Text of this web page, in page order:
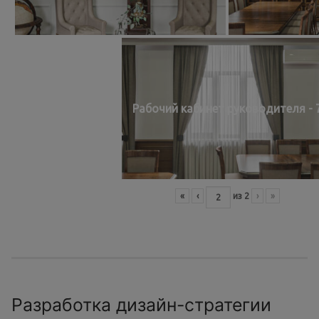
Рабочий кабинет руководителя -
« ‹ из 2 › »
Разработка дизайн-стратегии